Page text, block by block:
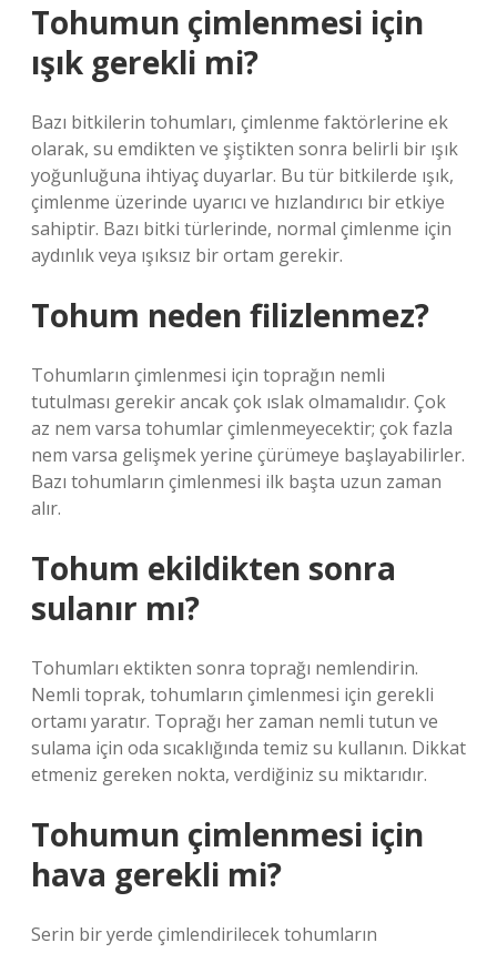
Tohumun çimlenmesi için
ışık gerekli mi?
Bazı bitkilerin tohumları, çimlenme faktörlerine ek
olarak, su emdikten ve şiştikten sonra belirli bir ışık
yoğunluğuna ihtiyaç duyarlar. Bu tür bitkilerde ışık,
çimlenme üzerinde uyarıcı ve hızlandırıcı bir etkiye
sahiptir. Bazı bitki türlerinde, normal çimlenme için
aydınlık veya ışıksız bir ortam gerekir.
Tohum neden filizlenmez?
Tohumların çimlenmesi için toprağın nemli
tutulması gerekir ancak çok ıslak olmamalıdır. Çok
az nem varsa tohumlar çimlenmeyecektir; çok fazla
nem varsa gelişmek yerine çürümeye başlayabilirler.
Bazı tohumların çimlenmesi ilk başta uzun zaman
alır.
Tohum ekildikten sonra
sulanır mı?
Tohumları ektikten sonra toprağı nemlendirin.
Nemli toprak, tohumların çimlenmesi için gerekli
ortamı yaratır. Toprağı her zaman nemli tutun ve
sulama için oda sıcaklığında temiz su kullanın. Dikkat
etmeniz gereken nokta, verdiğiniz su miktarıdır.
Tohumun çimlenmesi için
hava gerekli mi?
Serin bir yerde çimlendirilecek tohumların